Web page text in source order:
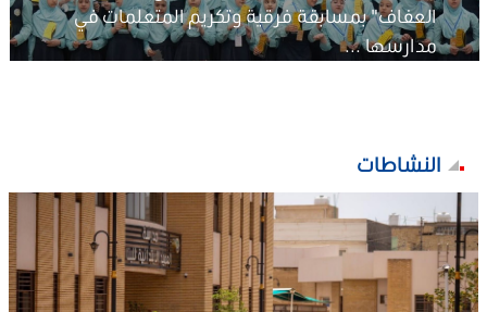
العفاف" بمسابقة فرقية وتكريم المتعلمات في
مدارسها ...
النشاطات